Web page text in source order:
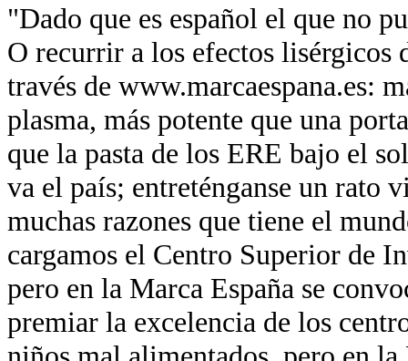
"Dado que es español el que no
O recurrir a los efectos lisérgicos
través de www.marcaespana.es:
plasma, más potente que una
que la pasta de los ERE bajo el
va el país; entreténganse un rato
muchas razones que tiene el
cargamos el Centro Superior de
pero en la Marca España se
premiar la excelencia de los